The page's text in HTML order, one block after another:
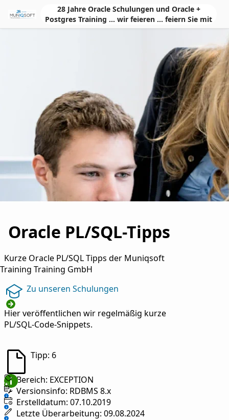
Skip to Main Content28 Jahre Oracle Schulungen und Oracle +
Postgres Training ... wir feieren ... feiern Sie mit
Oracle PL/SQL-Tipps
Kurze Oracle PL/SQL Tipps der Muniqsoft
Training Training GmbH
Zu unseren Schulungen
Hier veröffentlichen wir regelmäßig kurze
PL/SQL-Code-Snippets.
Tipp: 6
Bereich: EXCEPTION
Versionsinfo: RDBMS 8.x
Erstelldatum: 07.10.2019
Letzte Überarbeitung: 09.08.2024